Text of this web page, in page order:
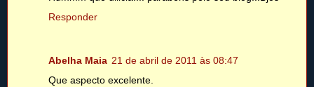
Responder
Abelha Maia 21 de abril de 2011 às 08:47
Que aspecto excelente.